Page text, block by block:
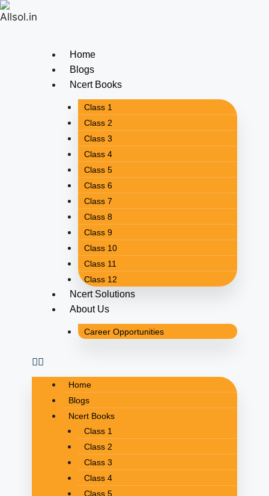
Home
Blogs
Ncert Books
Class 1
Class 2
Class 3
Class 4
Class 5
Class 6
Class 7
Class 8
Class 9
Class 10
Class 11
Class 12
Ncert Solutions
About Us
Career Opportunities
Home
Blogs
Ncert Books
Class 1
Class 2
Class 3
Class 4
Class 5